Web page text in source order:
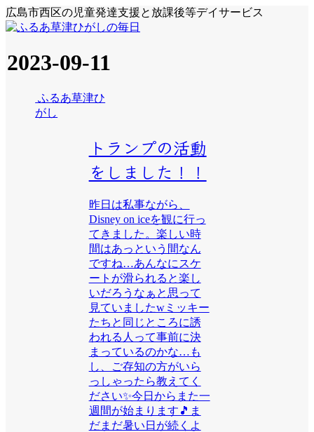
広島市西区の児童発達支援と放課後等デイサービス
2023-09-11
ふるあ草津ひ
がし
トランプの活動
をしました！！
昨日は私事ながら、
Disney on iceを観に行っ
てきました。楽しい時
間はあっという間なん
ですね…あんなにスケ
ートが滑られると楽し
いだろうなぁと思って
見ていましたwミッキー
たちと同じところに誘
われる人って事前に決
まっているのかな…も
し、ご存知の方がいら
っしゃったら教えてく
ださい✨今日からまた一
週間が始まります🎵ま
だまだ暑い日が続くよ